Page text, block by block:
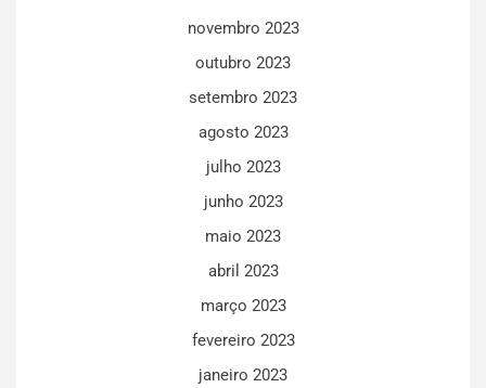
novembro 2023
outubro 2023
setembro 2023
agosto 2023
julho 2023
junho 2023
maio 2023
abril 2023
março 2023
fevereiro 2023
janeiro 2023